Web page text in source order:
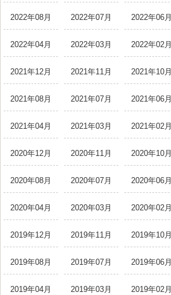
2022年08月 2022年07月 2022年06月
2022年04月 2022年03月 2022年02月
2021年12月 2021年11月 2021年10月
2021年08月 2021年07月 2021年06月
2021年04月 2021年03月 2021年02月
2020年12月 2020年11月 2020年10月
2020年08月 2020年07月 2020年06月
2020年04月 2020年03月 2020年02月
2019年12月 2019年11月 2019年10月
2019年08月 2019年07月 2019年06月
2019年04月 2019年03月 2019年02月